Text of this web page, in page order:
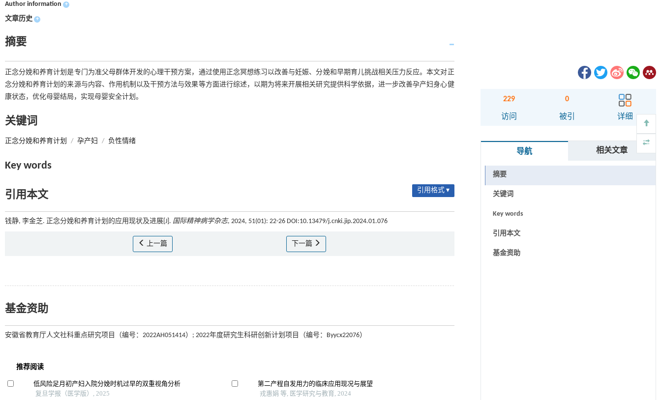
Author information +
文章历史 +
摘要
正念分娩和养育计划是专门为准父母群体开发的心理干预方案，通过使用正念冥想练习以改善与妊娠、分娩和早期育儿挑战相关压力反应。本文对正
念分娩和养育计划的来源与内容、作用机制以及干预方法与效果等方面进行综述，以期为将来开展相关研究提供科学依据，进一步改善孕产妇身心健
康状态，优化母婴结局，实现母婴安全计划。
关键词
正念分娩和养育计划 / 孕产妇 / 负性情绪
Key words
引用本文 引用格式 ▾
钱静, 李金芝. 正念分娩和养育计划的应用现状及进展[J]. 国际精神病学杂志, 2024, 51(01): 22-26 DOI:10.13479/j.cnki.jip.2024.01.076
上一篇 下一篇
基金资助
安徽省教育厅人文社科重点研究项目（编号：2022AH051414）; 2022年度研究生科研创新计划项目（编号：Byycx22076）
229
访问
0
被引 详细
导航 相关文章
摘要
关键词
Key words
引用本文
基金资助